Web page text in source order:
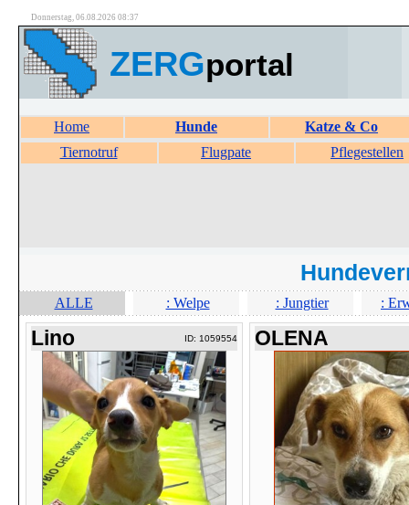
Donnerstag, 06.08.2026 08:37
ZERGportal
Home Hunde
Katze & Co
Tiernotruf
Flugpate Pflegestellen
ALLE : Welpe : Jungtier :
Lino ID: 1059554 OLENA